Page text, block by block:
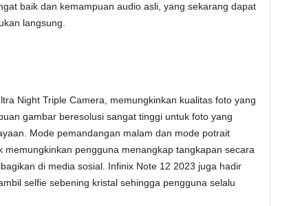
baik dan kemampuan audio asli, yang sekarang dapat
langsung.
Night Triple Camera, memungkinkan kualitas foto yang
gambar beresolusi sangat tinggi untuk foto yang
Mode pemandangan malam dan mode potrait
pengguna menangkap tangkapan secara
di media sosial. Infinix Note 12 2023 juga hadir
selfie sebening kristal sehingga pengguna selalu